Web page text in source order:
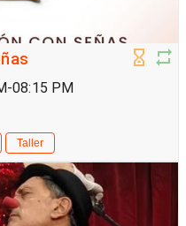
08:15 PM
Taller